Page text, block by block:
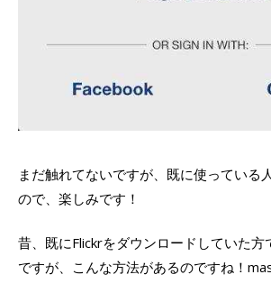
まだ触れてないですが、既に使っている
ので、楽しみです！
昔、既にFlickrをダウンロードしていた方
ですが、こんな方法があるのですね！